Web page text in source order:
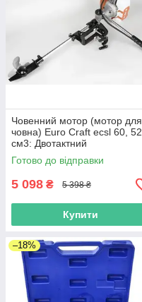
Човенний мотор (мотор для
човна) Euro Craft ecsl 60, 52
см3: Двотактний
Готово до відправки
5 098 ₴ 5 398 ₴
Купити
–18%